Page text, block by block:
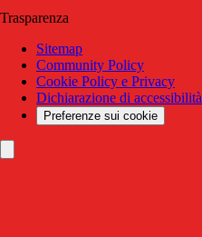
Trasparenza
Sitemap
Community Policy
Cookie Policy e Privacy
Dichiarazione di accessibilità
Preferenze sui cookie